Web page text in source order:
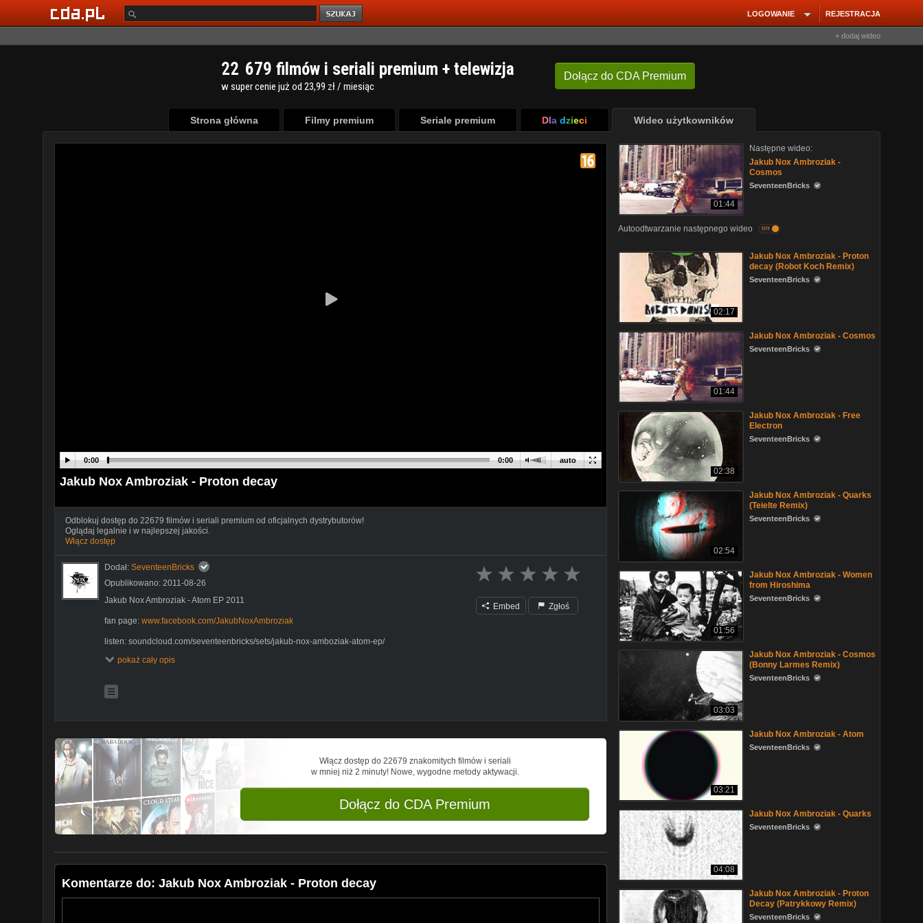
REJESTRACJA
LOGOWANIE
+ dodaj wideo
Dołącz do CDA Premium
22 679 filmów i seriali premium + telewizja
w super cenie już od 23,99 zł / miesiąc
Strona główna Filmy premium Seriale premium Dla dzieci Wideo użytkowników
auto
0:00 0:00
Jakub Nox Ambroziak - Proton decay
Odblokuj dostęp do 22679 filmów i seriali premium od oficjalnych dystrybutorów!
Oglądaj legalnie i w najlepszej jakości.
Włącz dostęp
Dodał: SeventeenBricks
Opublikowano: 2011-08-26
Jakub Nox Ambroziak - Atom EP 2011
fan page: www.facebook.com/JakubNoxAmbroziak
listen: soundcloud.com/seventeenbricks/sets/jakub-nox-amboziak-atom-ep/
download:www.mediafire.com
pokaż cały opis
Embed Zgłoś
Włącz dostęp do 22679 znakomitych filmów i seriali
w mniej niż 2 minuty! Nowe, wygodne metody aktywacji.
Dołącz do CDA Premium
Komentarze do: Jakub Nox Ambroziak - Proton decay
01:44
Następne wideo:
Jakub Nox Ambroziak -
Cosmos
SeventeenBricks
Autoodtwarzanie następnego wideo on
02:17
Jakub Nox Ambroziak - Proton
decay (Robot Koch Remix)
SeventeenBricks
01:44
Jakub Nox Ambroziak - Cosmos
SeventeenBricks
02:38
Jakub Nox Ambroziak - Free
Electron
SeventeenBricks
02:54
Jakub Nox Ambroziak - Quarks
(Teielte Remix)
SeventeenBricks
01:56
Jakub Nox Ambroziak - Women
from Hiroshima
SeventeenBricks
03:03
Jakub Nox Ambroziak - Cosmos
(Bonny Larmes Remix)
SeventeenBricks
03:21
Jakub Nox Ambroziak - Atom
SeventeenBricks
04:08
Jakub Nox Ambroziak - Quarks
SeventeenBricks
Jakub Nox Ambroziak - Proton
Decay (Patrykkowy Remix)
SeventeenBricks